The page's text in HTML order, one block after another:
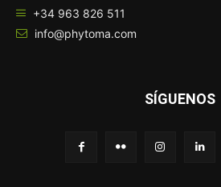
+34 963 826 511
info@phytoma.com
SÍGUENOS